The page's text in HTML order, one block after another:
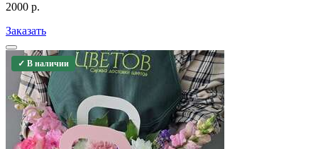
2000 р.
Заказать
✓ В наличии